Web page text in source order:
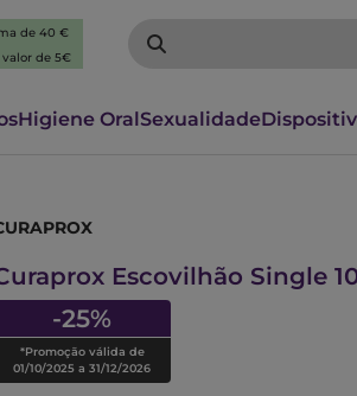
de 40 €
de 5€
Higiene OralSexualidade
Escovilhão Single
-25%
*Promoção válida de
01/10/2025 a 31/12/2026